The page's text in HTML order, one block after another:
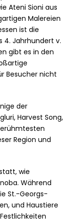
Ateni Sioni aus
Malereien
ist die
4. Jahrhundert v.
gibt es in den
Besucher nicht
der
Harvest Song,
Region und
wie
Während
St.-Georgs-
und Haustiere